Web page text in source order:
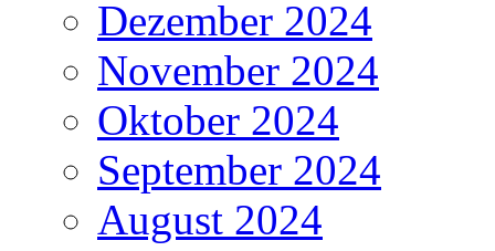
Dezember 2024
November 2024
Oktober 2024
September 2024
August 2024